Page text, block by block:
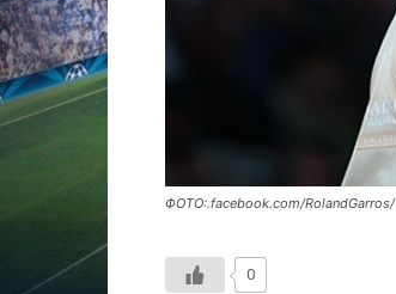
ФОТО:.facebook.com/RolandGarros/
0